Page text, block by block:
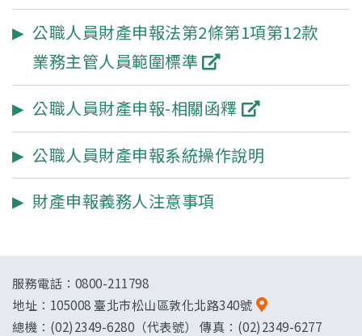
公職人員財產申報法第2條第1項第12款
業務主管人員範圍標準
公職人員財產申報-相關函釋
公職人員財產申報系統操作說明
財產申報義務人注意事項
服務電話：0800-211798
地址： 105008 臺北市松山區敦化北路340號
總機：(02)2349-6280（代表號） 傳真：(02)2349-6277